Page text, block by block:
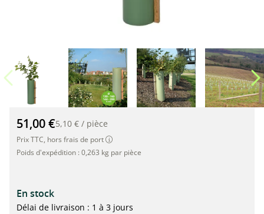
TUBEX Shrubshelter Plus, housse de protection et
51,00 €5,10 € / pièce
Prix TTC, hors frais de port
Poids d'expédition : 0,263 kg par pièce
En stock
Délai de livraison : 1 à 3 jours